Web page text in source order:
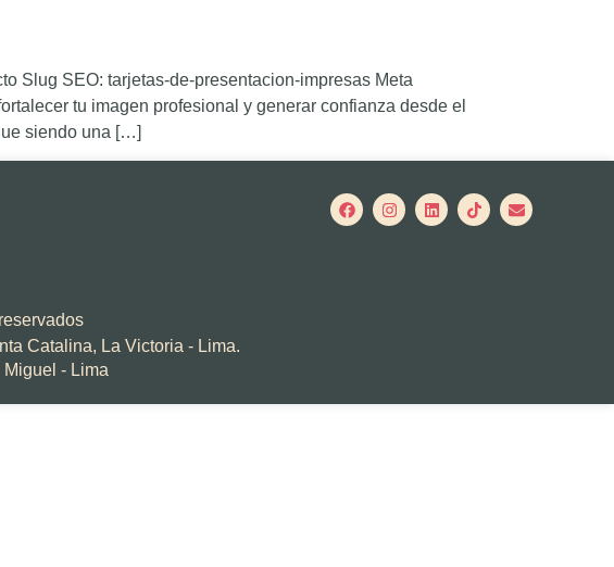
Slug SEO: tarjetas-de-presentacion-impresas Meta
tu imagen profesional y generar confianza desde el
siendo una […]
Catalina, La Victoria - Lima.
- Lima